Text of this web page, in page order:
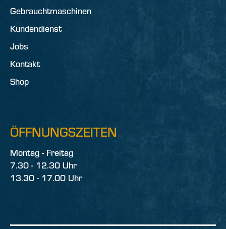
Gebrauchtmaschinen
Kundendienst
Jobs
Kontakt
Shop
ÖFFNUNGSZEITEN
Montag - Freitag
7.30 - 12.30 Uhr
13.30 - 17.00 Uhr